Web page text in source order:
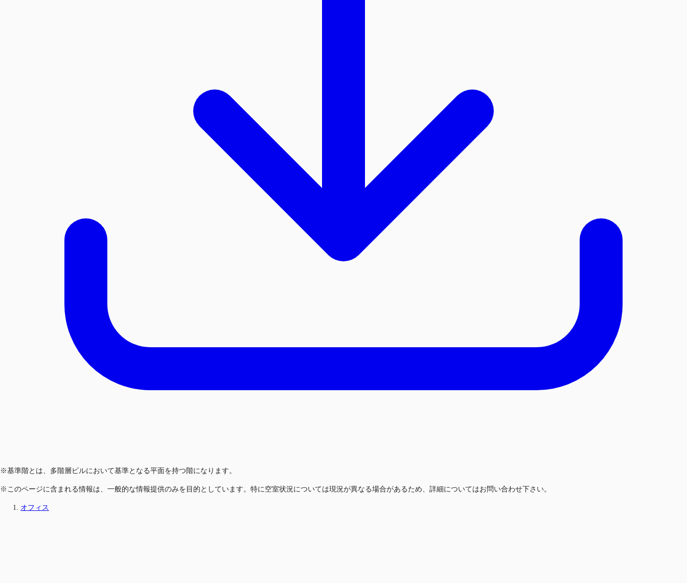
※基準階とは、多階層ビルにおいて基準となる平面を持つ階になります。
※このページに含まれる情報は、一般的な情報提供のみを目的としています。特に空室状況については現況が異なる場合があるため、詳細についてはお問い合わせ下さい。
オフィス